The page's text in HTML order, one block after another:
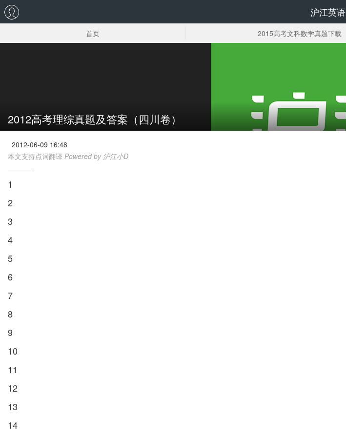
沪江英语
首页 2015高考文科数学真题下载
2012高考理综真题及答案（四川卷）
2012-06-09 16:48
本文支持点词翻译 Powered by 沪江小D
1
2
3
4
5
6
7
8
9
10
11
12
13
14